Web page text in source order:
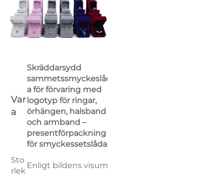
Var
a
Skräddarsydd
sammetssmyckeslåd
a för förvaring med
logotyp för ringar,
örhängen, halsband
och armband –
presentförpackning
för smyckessetslåda
Sto
rlek
Enligt bildens visum